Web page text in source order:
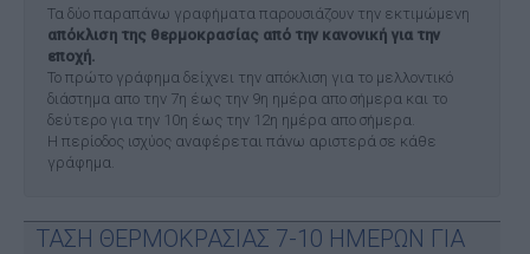
Τα δύο παραπάνω γραφήματα παρουσιάζουν την εκτιμώμενη
απόκλιση της θερμοκρασίας από την κανονική για την
εποχή.
Το πρώτο γράφημα δείχνει την απόκλιση για το μελλοντικό
διάστημα απο την 7η έως την 9η ημέρα απο σήμερα και το
δεύτερο για την 10η έως την 12η ημέρα απο σήμερα.
Η περίοδος ισχύος αναφέρεται πάνω αριστερά σε κάθε
γράφημα.
ΤΑΣΗ ΘΕΡΜΟΚΡΑΣΙΑΣ 7-10 ΗΜΕΡΩΝ ΓΙΑ